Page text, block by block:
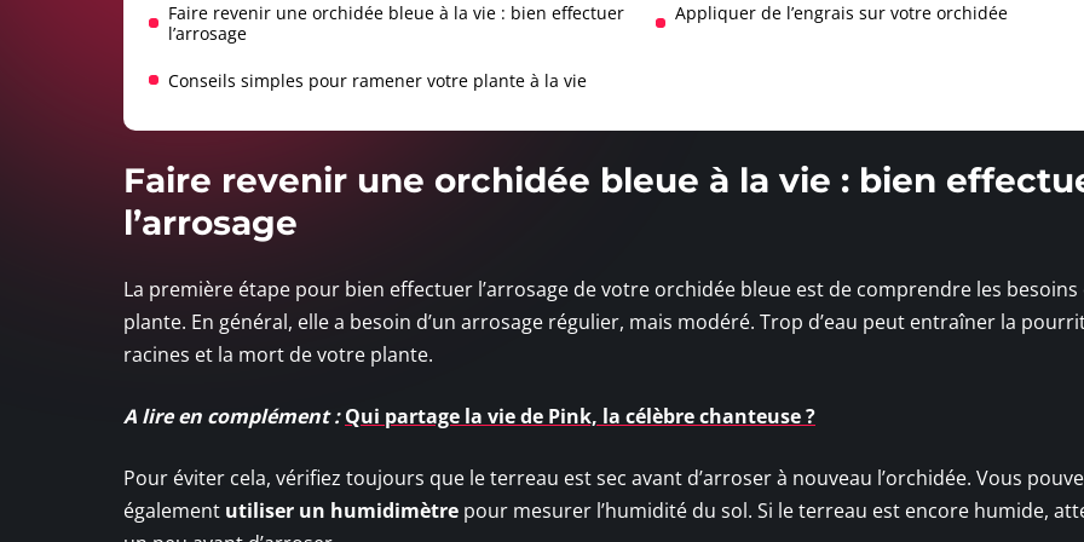
Faire revenir une orchidée bleue à la vie : bien effectuer
l’arrosage
Appliquer de l’engrais sur votre orchidée
Conseils simples pour ramener votre plante à la vie
Faire revenir une orchidée bleue à la vie : bien
l’arrosage
La première étape pour bien effectuer l’arrosage de votre orchidée bleue est de comprendre les besoins
plante. En général, elle a besoin d’un arrosage régulier, mais modéré. Trop d’eau peut entraîner la
racines et la mort de votre plante.
A lire en complément : Qui partage la vie de Pink, la célèbre chanteuse ?
Pour éviter cela, vérifiez toujours que le terreau est sec avant d’arroser à nouveau l’orchidée. Vous
également utiliser un humidimètre pour mesurer l’humidité du sol. Si le terreau est encore humide,